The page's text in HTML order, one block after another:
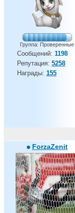
Группа: Проверенные
Сообщений: 1198
Репутация: 5258
Награды: 155
ForzaZenit